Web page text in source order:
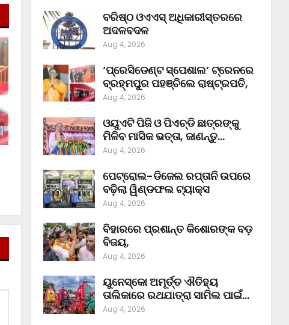
ବରିଷ୍ଠ ଓଏଏସ୍‌ ଅଧିକାରୀସ୍ତରରେ
ଅଦଳବଦଳ
Aug 4, 2026
‘ପ୍ରେସିଡେଣ୍ଟ ସ୍ପେଶାଲ’ ଟ୍ରେନରେ
ବ୍ରହ୍ମପୁର ପହଞ୍ଚିଲେ ରାଷ୍ଟ୍ରପତି,
Aug 4, 2026
ଓୟୁଏଟି ପିଜି ଓ ପିଏଚ୍‌ଡି ଛାତ୍ରଙ୍କୁ
ମିଳିବ ମାସିକ ଭତ୍ତା, ଜାଣନ୍ତୁ…
Aug 4, 2026
ପେଟ୍ରୋଲ-ଡିଜେଲ ରପ୍ତାନି ଉପରେ
ବଢ଼ିଲା ୱିଣ୍ଡଫଲ ଟ୍ୟାକ୍ସ
Aug 4, 2026
ବିହାରରେ ପ୍ରଶାନ୍ତ କିଶୋରଙ୍କ ବଡ଼
ବିଜୟ,
Aug 4, 2026
ୟୁନେସ୍କୋ ଅମୂର୍ତ୍ତ ଐତିହ୍ୟ
ତାଲିକାରେ ରଥଯାତ୍ରା ସାମିଲ ପାଇଁ…
Aug 4, 2026